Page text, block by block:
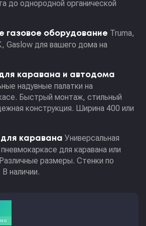
до однородной органической
газовое оборудование Truma,
Gaslow для вашего дома на
каравана и автодома
надувные палатки на
Быстрый монтаж, стильный
конструкция. Ширина 400 или
каравана Универсальная
для каравана или
размеры. Стенки по
наличии.